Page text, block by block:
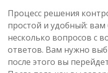
Процесс решения
простой и удобный:
несколько вопросов с
ответов. Вам нужно
после этого вы